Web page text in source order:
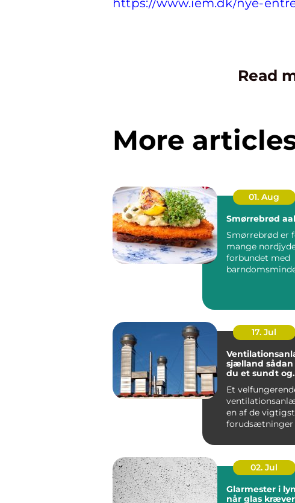
https://www.iem.dk/nye-
Read
More
01. Aug
Smørrebrød
Smørrebrød er
mange
forbundet med
17. Jul
sjælland sådan får
du et sundt og
Et
en af de
forudsætninger
02. Jul
Glarmester i
når glas kræver